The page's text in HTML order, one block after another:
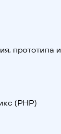
прототипа и
(PHP)